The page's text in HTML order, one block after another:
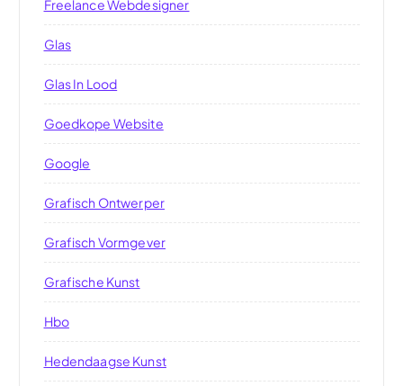
Freelance Webdesigner
Glas
Glas In Lood
Goedkope Website
Google
Grafisch Ontwerper
Grafisch Vormgever
Grafische Kunst
Hbo
Hedendaagse Kunst